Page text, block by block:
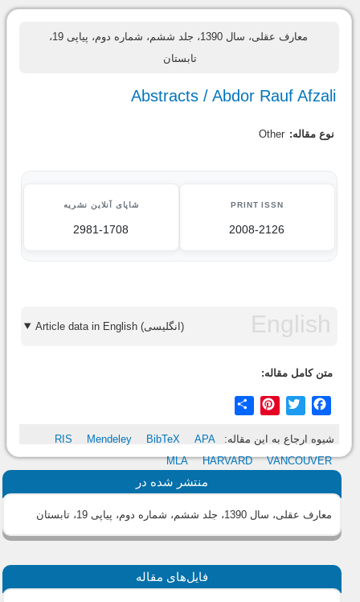
معارف عقلی، سال 1390، جلد ششم، شماره دوم، پیاپی 19،
تابستان
Abstracts / Abdor Rauf Afzali
نوع مقاله: Other
PRINT ISSN
2008-2126
شاپای آنلاین نشریه
2981-1708
Article data in English (انگلیسی)
متن کامل مقاله:
Facebook
Twitter
Pinterest
شیوه ارجاع به این مقاله: RIS Mendeley BibTeX
APA
MLA
HARVARD VANCOUVER
منتشر شده در
معارف عقلی، سال 1390، جلد ششم، شماره دوم، پیاپی 19، تابستان
فایل‌های مقاله